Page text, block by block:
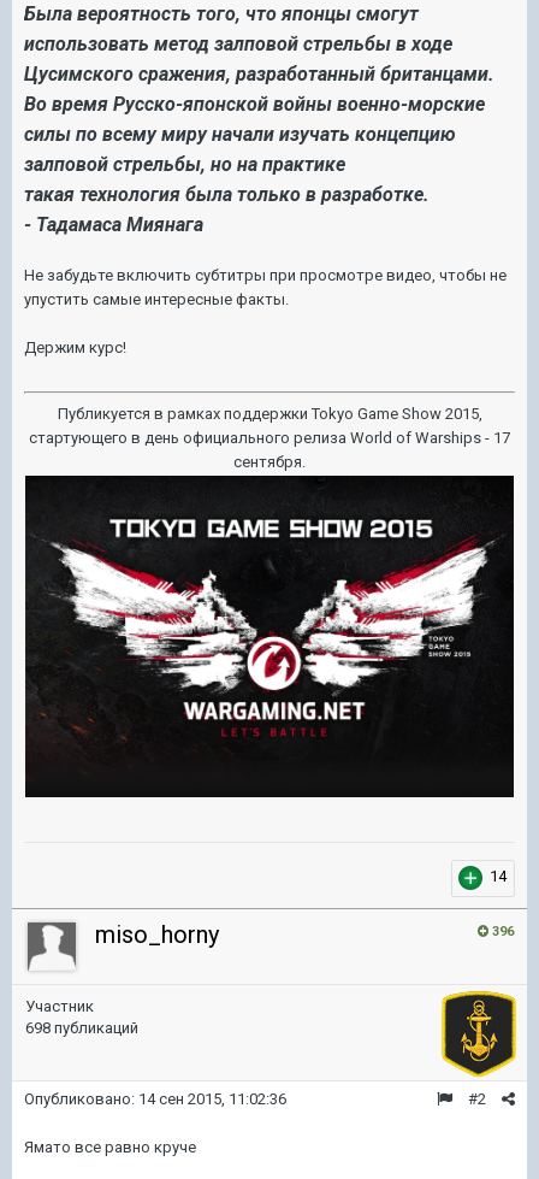
Была вероятность того, что японцы смогут
использовать метод залповой стрельбы в ходе
Цусимского сражения, разработанный британцами.
Во время Русско-японской войны военно-морские
силы по всему миру начали изучать концепцию
залповой стрельбы, но на практике
такая технология была только в разработке.
- Тадамаса Миянага
Не забудьте включить субтитры при просмотре видео, чтобы не
упустить самые интересные факты.
Держим курс!
Публикуется в рамках поддержки Tokyo Game Show 2015,
стартующего в день официального релиза World of Warships - 17
сентября.
14
396
miso_horny
Участник
698 публикаций
#2
Опубликовано: 14 сен 2015, 11:02:36
Ямато все равно круче